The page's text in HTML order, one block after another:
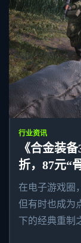
行业资讯
《合金装
折，87元“
在电子游戏圈
但有时也成为
下的经典重制